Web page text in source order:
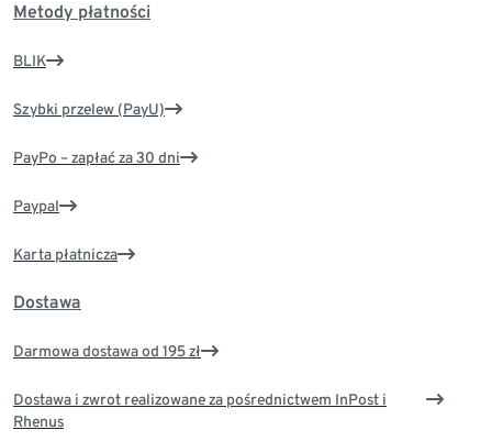
Metody płatności
BLIK
Szybki przelew (PayU)
PayPo – zapłać za 30 dni
Paypal
Karta płatnicza
Dostawa
Darmowa dostawa od 195 zł
Dostawa i zwrot realizowane za pośrednictwem InPost i
Rhenus